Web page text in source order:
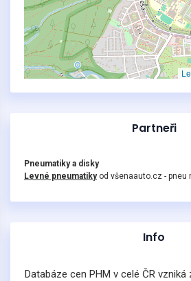
Partneři
Pneumatiky a disky
Levné pneumatikyod všenaauto.cz - pneu
Info
Databáze cen PHM v celé ČR